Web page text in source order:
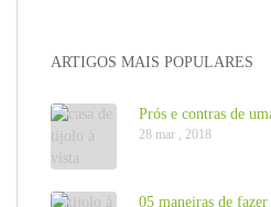
ARTIGOS MAIS POPULARES
Prós e contras de
28 mar , 2018
05 maneiras de